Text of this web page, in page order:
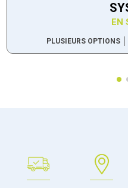
EN
PLUSIEURS OPTIONS